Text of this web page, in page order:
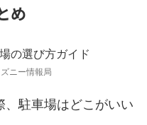
め
ニー情報局
駐車場はどこがいい